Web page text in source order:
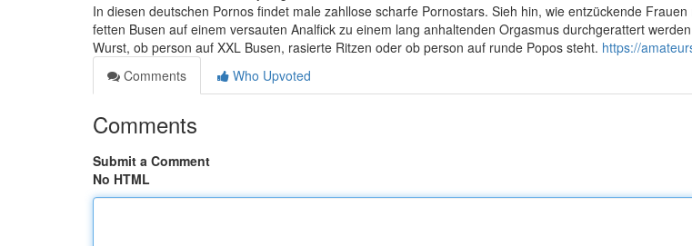
In diesen deutschen Pornos findet male zahllose scharfe Pornostars. Sieh hin, wie entzückende
fetten Busen auf einem versauten Analfick zu einem lang anhaltenden Orgasmus durchgerattert
Wurst, ob person auf XXL Busen, rasierte Ritzen oder ob person auf runde Popos steht. https://
Comments
Who Upvoted
Comments
Submit a Comment
No HTML